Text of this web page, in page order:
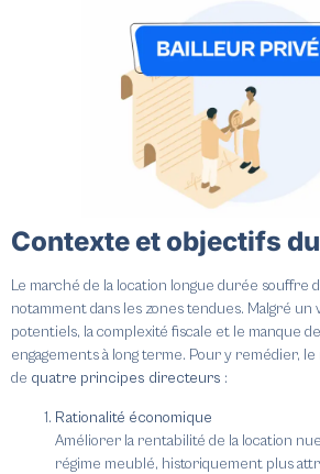
Contexte et objectifs
Le marché de la location longue durée souffre
notamment dans les zones tendues. Malgré un
potentiels, la complexité fiscale et le manque
engagements à long terme. Pour y remédier,
de quatre principes directeurs :
Rationalité économique
Améliorer la rentabilité de la location
régime meublé, historiquement plus